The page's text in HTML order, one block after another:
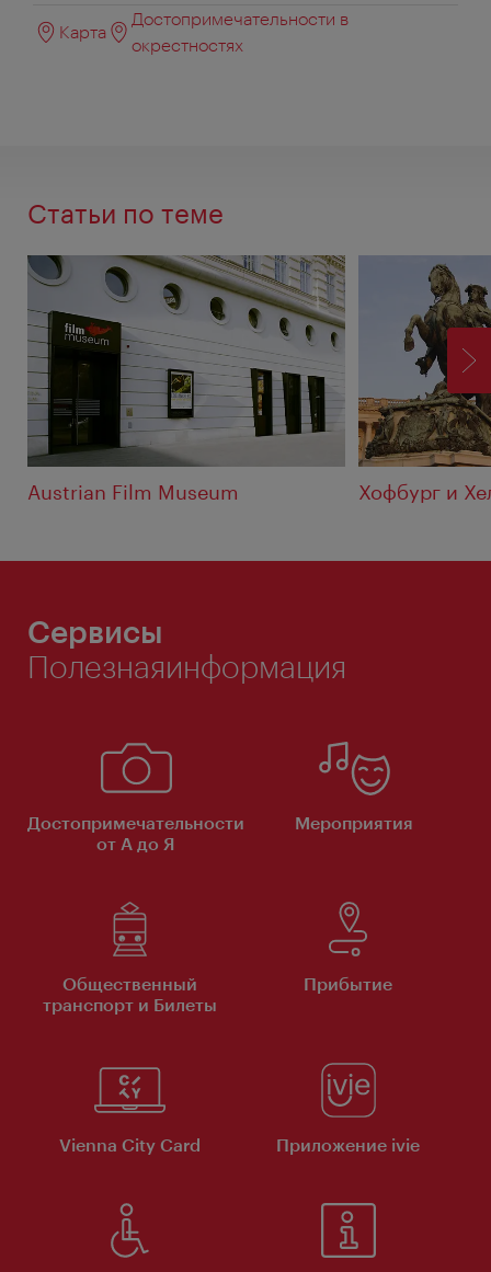
Карта
Достопримечательности в
окрестностях
Статьи по теме
Austrian Film Museum Хофбург и
Сервисы
Полезнаяинформация
Достопримечательности
от А до Я
Мероприятия
Общественный
транспорт и Билеты
Прибытие
Vienna City Card Приложение ivie